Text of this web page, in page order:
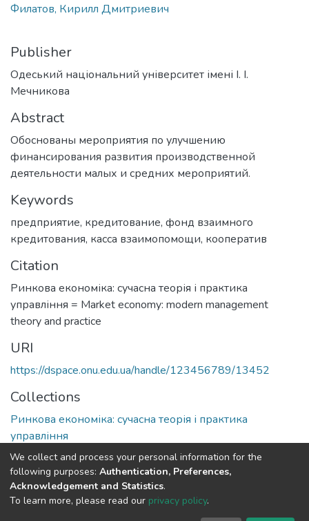
Филатов, Кирилл Дмитриевич
Publisher
Одеський національний університет імені І. І.
Мечникова
Abstract
Обоснованы мероприятия по улучшению
финансирования развития производственной
деятельности малых и средних мероприятий.
Keywords
предприятие, кредитование, фонд взаимного
кредитования, касса взаимопомощи, кооператив
Citation
Ринкова економіка: сучасна теорія і практика
управління = Market economy: modern management
theory and practice
URI
https://dspace.onu.edu.ua/handle/123456789/13452
Collections
Ринкова економіка: сучасна теорія і практика
управління
Full item page
DSpace software copyright © 2009-2026
We collect and process your personal information for the
following purposes: Authentication, Preferences,
Acknowledgement and Statistics.
To learn more, please read our privacy policy.